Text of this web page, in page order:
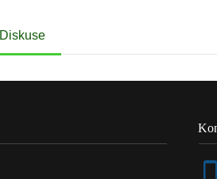
Diskuse